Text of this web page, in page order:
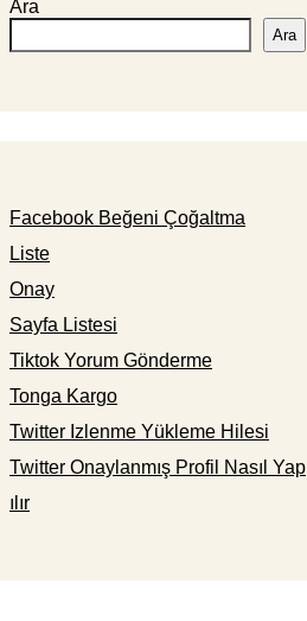
Ara
Ara
Facebook Beğeni Çoğaltma
Liste
Onay
Sayfa Listesi
Tiktok Yorum Gönderme
Tonga Kargo
Twitter Izlenme Yükleme Hilesi
Twitter Onaylanmış Profil Nasıl Yap
ılır